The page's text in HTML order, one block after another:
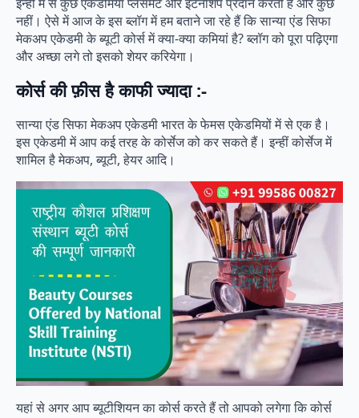
नहीं। ऐसे में आज के इस ब्लॉग में हम बताने जा रहे हैं कि सान्या एंड सिफा
मेकअप एकेडमी के ब्यूटी कोर्स में क्या-क्या कमियां है? ब्लॉग को पूरा पढ़िएगा
और अच्छा लगे तो इसको शेयर करियेगा।
कोर्स की फ़ीस है काफी ज्यादा :-
सान्या एंड सिफा मेकअप एकेडमी भारत के फेमस एकेडमियों में से एक है।
इस एकेडमी में आप कई तरह के कोर्सेज को कर सकते हैं। इन्हीं कोर्सेज में
शामिल है मेकअप, ब्यूटी, हेयर आदि।
यहां से अगर आप ब्यूटीशियन का कोर्स करते हैं तो आपको लगेगा कि कोर्स